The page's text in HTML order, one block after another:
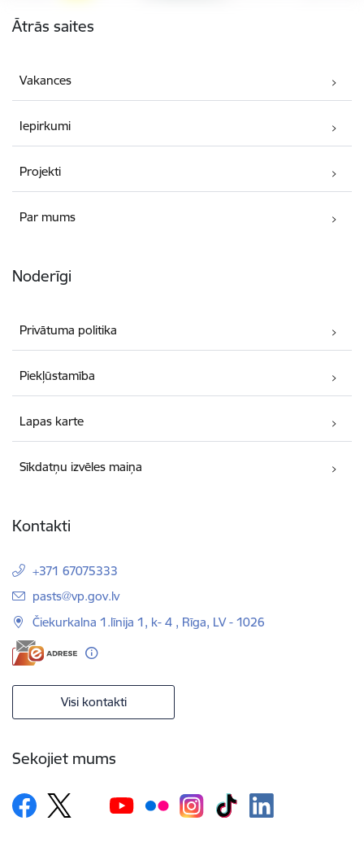
Ātrās saites
Vakances
Iepirkumi
Projekti
Par mums
Noderīgi
Privātuma politika
Piekļūstamība
Lapas karte
Sīkdatņu izvēles maiņa
Kontakti
+371 67075333
E-pasts:
pasts@vp.gov.lv
Čiekurkalna 1.līnija 1, k- 4 , Rīga, LV - 1026
Visi kontakti
Sekojiet mums